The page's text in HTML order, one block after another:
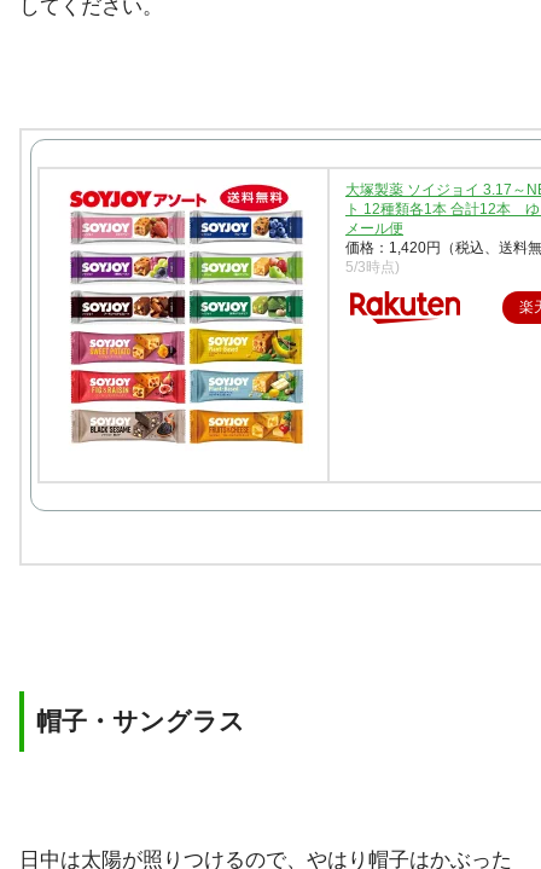
してください。
大塚製薬 ソイジョイ 3.17～
ト 12種類各1本 合計12本
メール便
価格：1,420円（税込、送料
5/3時点)
楽
帽子・サングラス
日中は太陽が照りつけるので、やはり帽子はかぶった